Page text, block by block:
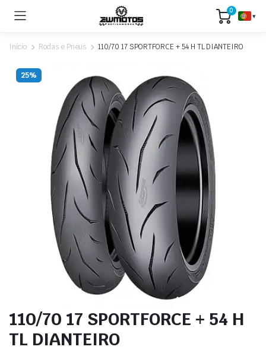
0
▾
Início Rodas e Pneus 110/70 17 SPORTFORCE + 54 H TL DIANTEIRO
25%
110/70 17 SPORTFORCE + 54 H
TL DIANTEIRO